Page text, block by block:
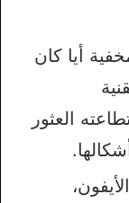
أيا كان
العثور